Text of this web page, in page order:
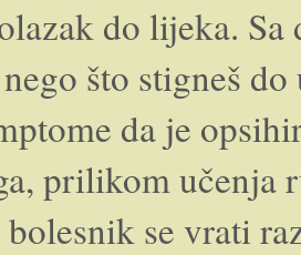
do lijeka. Sa
što stigneš
da je
prilikom učenja
se vrati